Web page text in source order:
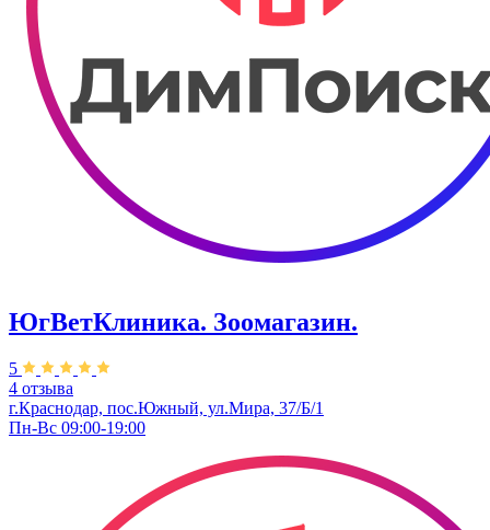
ЮгВетКлиника. Зоомагазин.
5
4 отзыва
г.Краснодар, пос.Южный, ул.Мира, 37/Б/1
Пн-Вс 09:00-19:00